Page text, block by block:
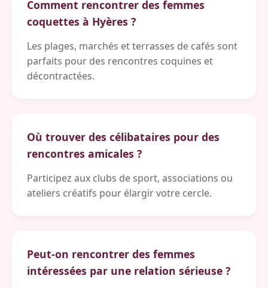
Comment rencontrer des femmes
coquettes à Hyères ?
Les plages, marchés et terrasses de cafés sont
parfaits pour des rencontres coquines et
décontractées.
Où trouver des célibataires pour des
rencontres amicales ?
Participez aux clubs de sport, associations ou
ateliers créatifs pour élargir votre cercle.
Peut-on rencontrer des femmes
intéressées par une relation sérieuse ?